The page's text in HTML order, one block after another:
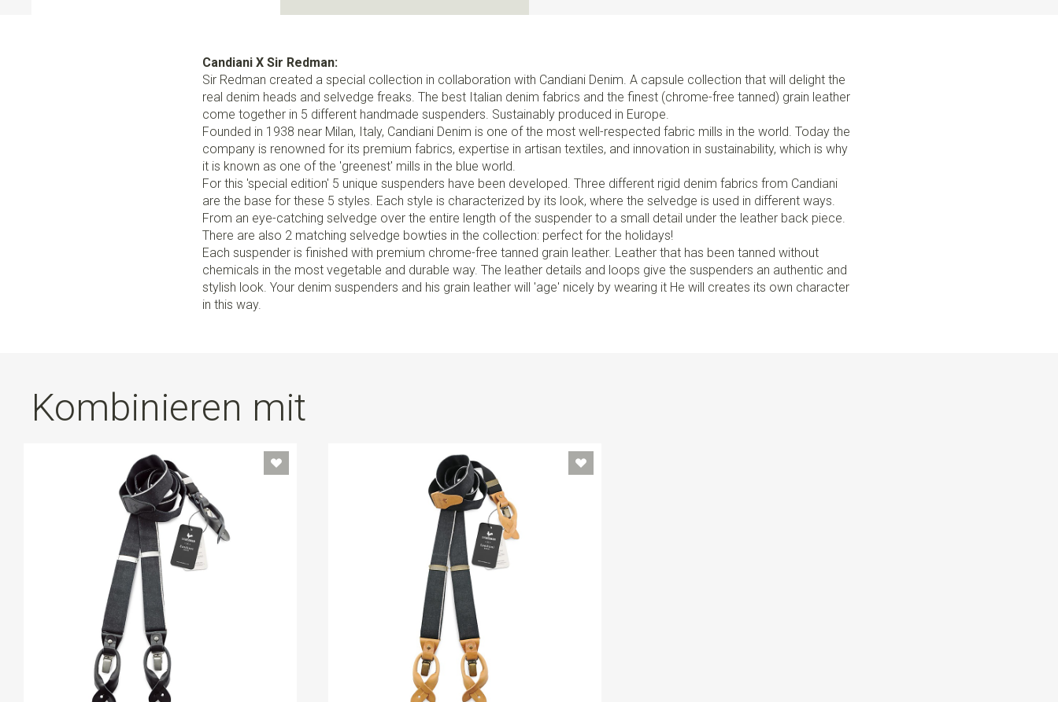
Candiani X Sir Redman:
Sir Redman created a special collection in collaboration with Candiani Denim. A capsule collection that will delight the
real denim heads and selvedge freaks. The best Italian denim fabrics and the finest (chrome-free tanned) grain leather
come together in 5 different handmade suspenders. Sustainably produced in Europe.
Founded in 1938 near Milan, Italy, Candiani Denim is one of the most well-respected fabric mills in the world. Today the
company is renowned for its premium fabrics, expertise in artisan textiles, and innovation in sustainability, which is why
it is known as one of the 'greenest' mills in the blue world.
For this 'special edition' 5 unique suspenders have been developed. Three different rigid denim fabrics from Candiani
are the base for these 5 styles. Each style is characterized by its look, where the selvedge is used in different ways.
From an eye-catching selvedge over the entire length of the suspender to a small detail under the leather back piece.
There are also 2 matching selvedge bowties in the collection: perfect for the holidays!
Each suspender is finished with premium chrome-free tanned grain leather. Leather that has been tanned without
chemicals in the most vegetable and durable way. The leather details and loops give the suspenders an authentic and
stylish look. Your denim suspenders and his grain leather will 'age' nicely by wearing it He will creates its own character
in this way.
Kombinieren mit